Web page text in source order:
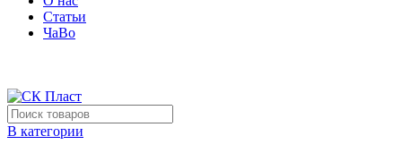
Статьи
ЧаВо
В категории